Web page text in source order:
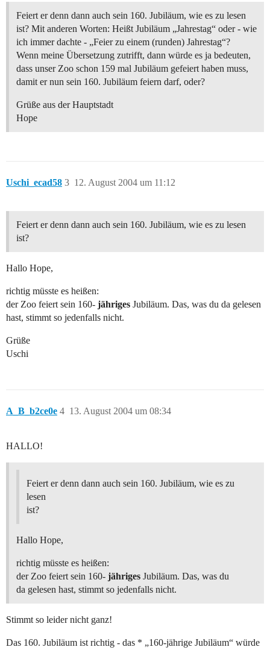
Feiert er denn dann auch sein 160. Jubiläum, wie es zu lesen
ist? Mit anderen Worten: Heißt Jubiläum „Jahrestag“ oder - wie
ich immer dachte - „Feier zu einem (runden) Jahrestag“?
Wenn meine Übersetzung zutrifft, dann würde es ja bedeuten,
dass unser Zoo schon 159 mal Jubiläum gefeiert haben muss,
damit er nun sein 160. Jubiläum feiern darf, oder?
Grüße aus der Hauptstadt
Hope
Uschi_ecad58 12. August 2004 um 11:12
3
Feiert er denn dann auch sein 160. Jubiläum, wie es zu lesen
ist?
Hallo Hope,
richtig müsste es heißen:
der Zoo feiert sein 160- jähriges Jubiläum. Das, was du da gelesen
hast, stimmt so jedenfalls nicht.
Grüße
Uschi
A_B_b2ce0e 13. August 2004 um 08:34
4
HALLO!
Feiert er denn dann auch sein 160. Jubiläum, wie es zu
lesen
ist?
Hallo Hope,
richtig müsste es heißen:
der Zoo feiert sein 160- jähriges Jubiläum. Das, was du
da gelesen hast, stimmt so jedenfalls nicht.
Stimmt so leider nicht ganz!
Das 160. Jubiläum ist richtig - das * „160-jährige Jubiläum“ würde